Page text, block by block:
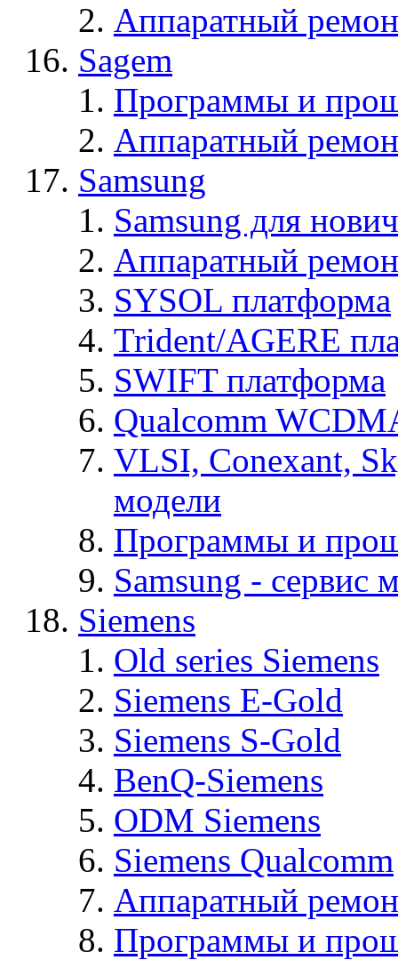
Аппаратный
Sagem
Программы и
Аппаратный
Samsung
Samsung для
Аппаратный
SYSOL платформа
Trident/AGERE
SWIFT платформа
Qualcomm
VLSI, Conexant,
модели
Программы и
Samsung - cервис
Siemens
Old series Siemens
Siemens E-Gold
Siemens S-Gold
BenQ-Siemens
ODM Siemens
Siemens Qualcomm
Аппаратный
Программы и